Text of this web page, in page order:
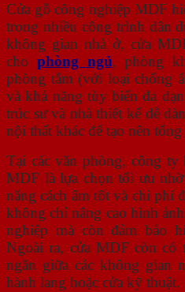
Cửa gỗ công nghiệp MDF
trong nhiều công trình dân
không gian nhà ở, cửa
cho phòng ngủ, phòng
phòng tắm (với loại chống
và khả năng tùy biến đa
trúc sư và nhà thiết kế dễ
nội thất khác để tạo nên
Tại các văn phòng, công ty
MDF là lựa chọn tối ưu
năng cách âm tốt và chi phí
không chỉ nâng cao hình
nghiệp mà còn đảm bảo
Ngoài ra, cửa MDF còn có
ngăn giữa các không gian
hành lang hoặc cửa kỹ thuật.